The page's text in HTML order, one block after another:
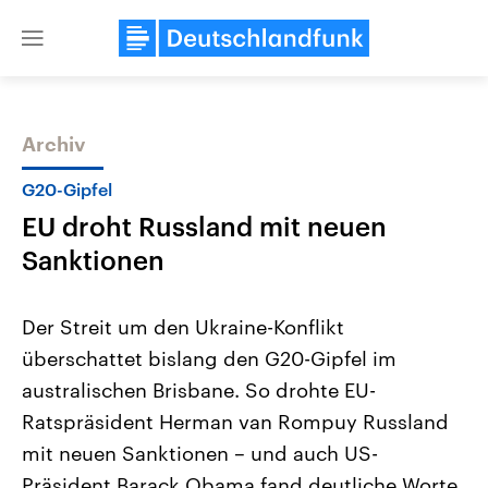
Close
Themen
Landtagswahl Sachsen-Anhalt
2026
Alle Informationen
Sachsen-Anhalt wählt am 6.
September 2026 einen neuen
Landtag. Seit 2021 wird das
Bundesland von einer Koalition aus
USA
Aktuelle Beiträge,
Hintergründe
Wirtschaftlich und
gehören die Vereinigten
den mächtigsten Ländern
mit großem Einfluss auf
Archiv
G20-Gipfel
EU droht Russland mit neuen
Sanktionen
Der Streit um den Ukraine-Konflikt
überschattet bislang den G20-Gipfel im
australischen Brisbane. So drohte EU-
Ratspräsident Herman van Rompuy Russland
mit neuen Sanktionen – und auch US-